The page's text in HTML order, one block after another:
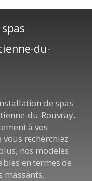
du-
de spas
du-Rouvray,
à vos
vous recherchiez
nos modèles
en termes de
massants,